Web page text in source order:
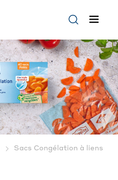
Sacs Congélation à liens